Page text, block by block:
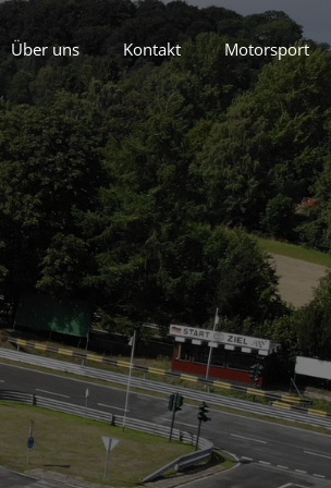
Über uns Kontakt Motorsport